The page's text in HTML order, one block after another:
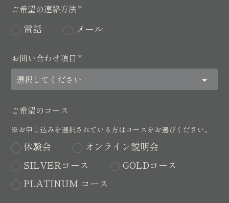
ご希望の連絡方法*
電話 メール
お問い合わせ項目 *
ご希望のコース
※お申し込みを選択されている方はコースをお選びください。
体験会
オンライン説明会
SILVERコース
GOLDコース
PLATINUM コース